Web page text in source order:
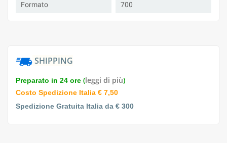
Formato 700
SHIPPING
Preparato in 24 ore (leggi di più)
Costo Spedizione Italia € 7,50
Spedizione Gratuita Italia da € 300